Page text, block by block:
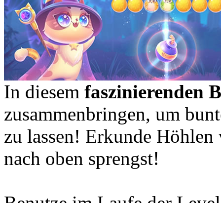
In diesem faszinierenden
zusammenbringen, um
zu lassen! Erkunde
nach oben sprengst!